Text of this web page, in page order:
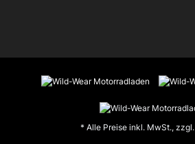
* Alle Preise inkl. MwSt., zzgl.